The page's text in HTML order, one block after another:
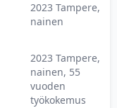
2023 Tampere,
nainen
2023 Tampere,
nainen, 55
vuoden
työkokemus